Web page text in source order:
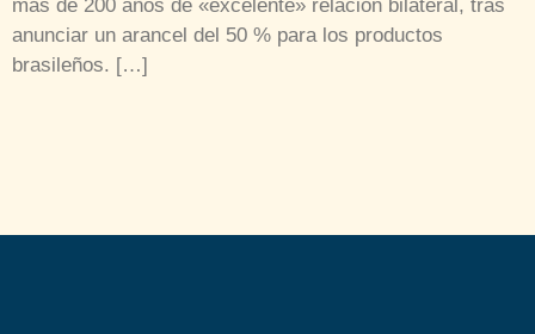
más de 200 años de «excelente» relación bilateral, tras
anunciar un arancel del 50 % para los productos
brasileños. […]